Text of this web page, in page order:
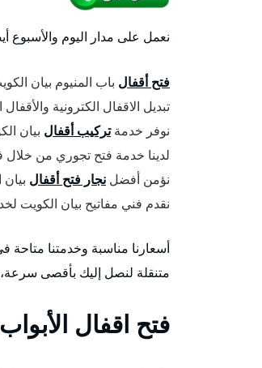
نعمل على مدار اليوم
فتح أقفال باب المنيوم بيان
تبديل الاقفال الكترونية
نوفر خدمةتركيب أقفال بيان
لدينا خدمة فتح تجوري من خلال
نؤمن أفضل نجار فتح أقفال
نقدم فني مفاتيح بيان الكويت
أسعارنا مناسبة وخدمتنا
متنقلة لنصل إليك بأقصى
فتح اقفال